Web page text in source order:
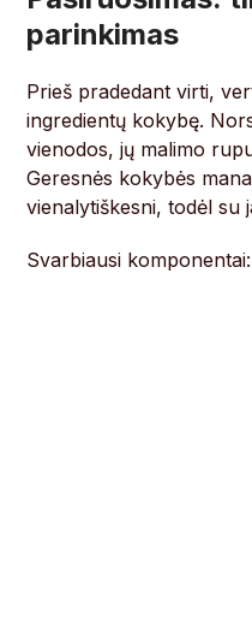
parinkimas
Prieš pradedant virti,
ingredientų kokybę.
vienodos, jų malimo
Geresnės kokybės
vienalytiškesni, todėl su
Svarbiausi komponentai: